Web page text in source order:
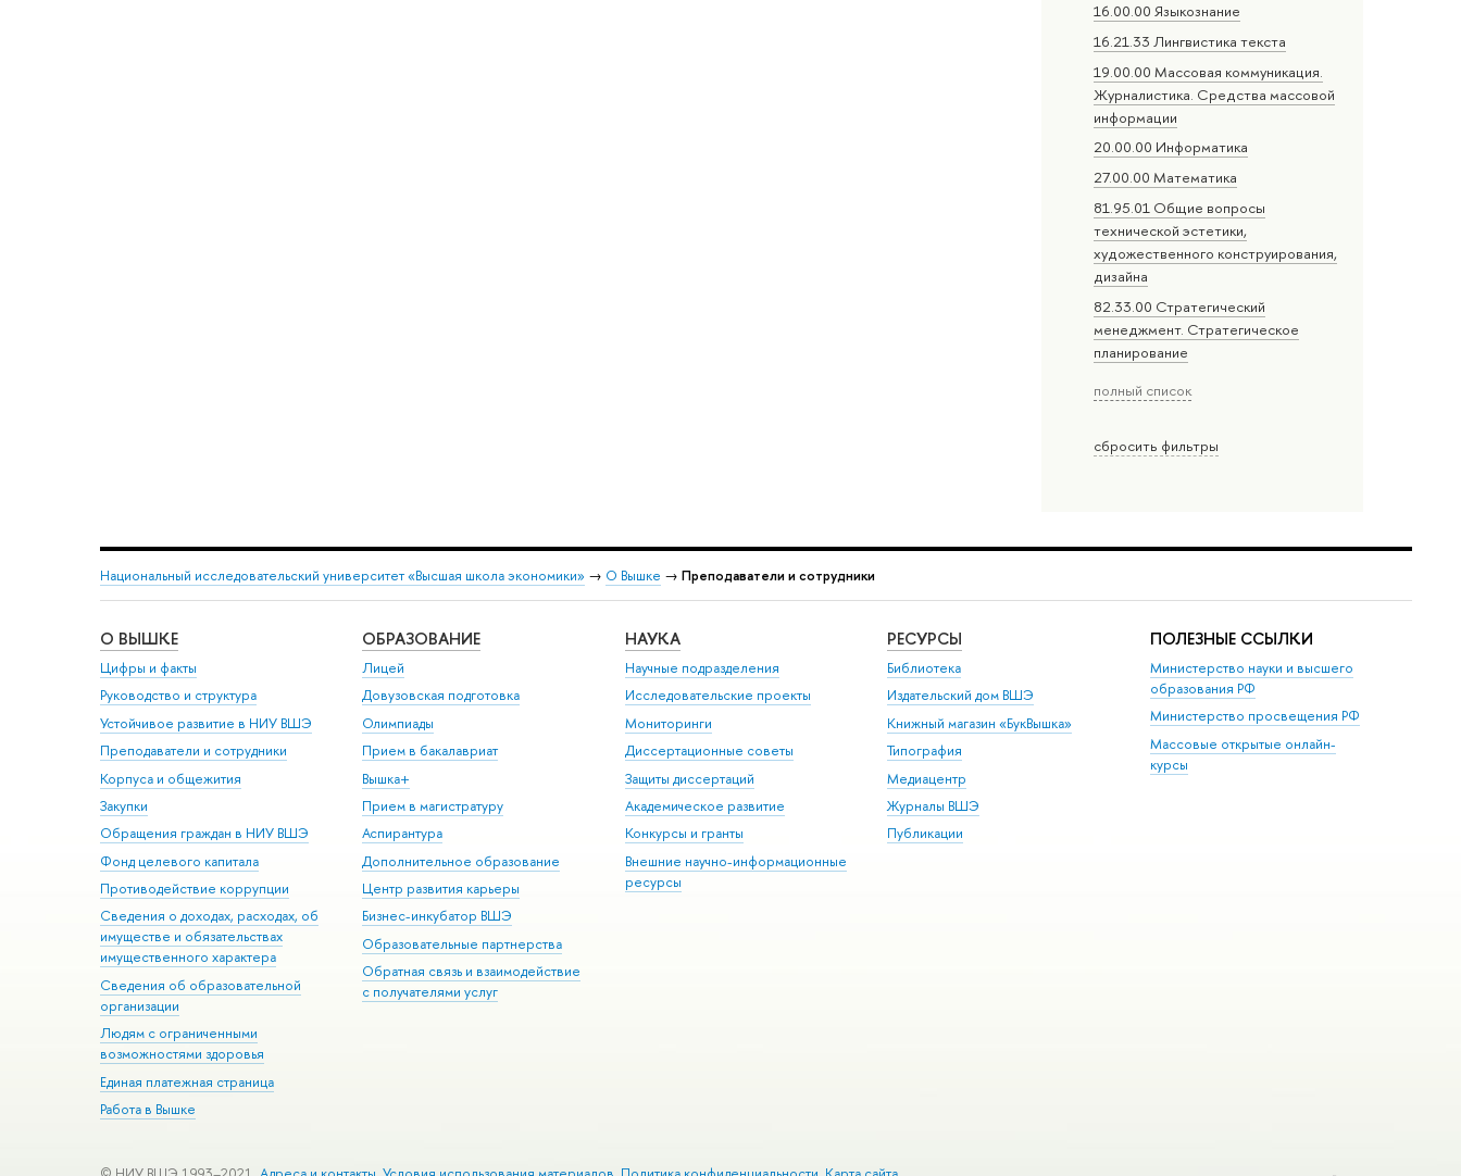
16.00.00 Языкознание
16.21.33 Лингвистика текста
19.00.00 Массовая коммуникация.
Журналистика. Средства массовой
информации
20.00.00 Информатика
27.00.00 Математика
81.95.01 Общие вопросы
технической эстетики,
художественного конструирования,
дизайна
82.33.00 Стратегический
менеджмент. Стратегическое
планирование
полный список
сбросить фильтры
Национальный исследовательский университет «Высшая школа экономики» → О Вышке → Преподаватели и сотрудники
О ВЫШКЕ
Цифры и факты
Руководство и структура
Устойчивое развитие в НИУ ВШЭ
Преподаватели и сотрудники
Корпуса и общежития
Закупки
Обращения граждан в НИУ ВШЭ
Фонд целевого капитала
Противодействие коррупции
Сведения о доходах, расходах, об
имуществе и обязательствах
имущественного характера
Сведения об образовательной
организации
Людям с ограниченными
возможностями здоровья
Единая платежная страница
Работа в Вышке
ОБРАЗОВАНИЕ
Лицей
Довузовская подготовка
Олимпиады
Прием в бакалавриат
Вышка+
Прием в магистратуру
Аспирантура
Дополнительное образование
Центр развития карьеры
Бизнес-инкубатор ВШЭ
Образовательные партнерства
Обратная связь и взаимодействие
с получателями услуг
НАУКА
Научные подразделения
Исследовательские проекты
Мониторинги
Диссертационные советы
Защиты диссертаций
Академическое развитие
Конкурсы и гранты
Внешние научно-информационные
ресурсы
РЕСУРСЫ
Библиотека
Издательский дом ВШЭ
Книжный магазин «БукВышка»
Типография
Медиацентр
Журналы ВШЭ
Публикации
ПОЛЕЗНЫЕ ССЫЛКИ
Министерство науки и высшего
образования РФ
Министерство просвещения РФ
Массовые открытые онлайн-
курсы